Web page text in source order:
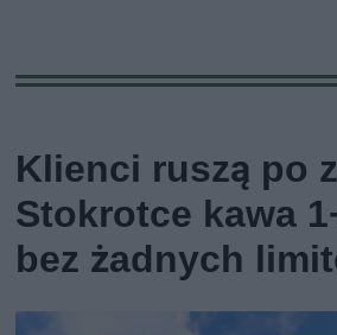
Klienci ruszą po
Stokrotce kawa
bez żadnych